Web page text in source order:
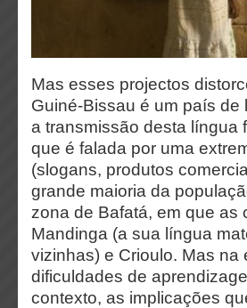
Mas esses projectos
Guiné-Bissau é um país
a transmissão desta língua
que é falada por uma
(slogans, produtos
grande maioria da
zona de Bafatá, em que as
Mandinga (a sua língua
vizinhas) e Crioulo. Mas
dificuldades de
contexto, as implicações